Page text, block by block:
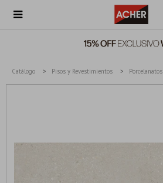

Catálogo Pisos y Revestimientos Porcelanatos